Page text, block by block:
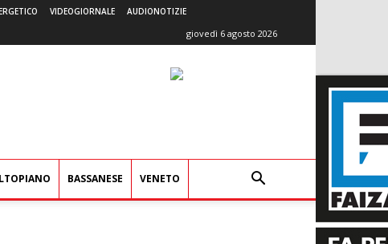
VIDEOGIORNALE AUDIONOTIZIE
giovedì 6 agosto 2026
BASSANESE VENETO